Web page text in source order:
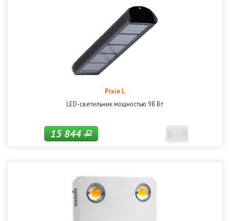
Pixie L
LED-светильник мощностью 98 Вт
15 844Р